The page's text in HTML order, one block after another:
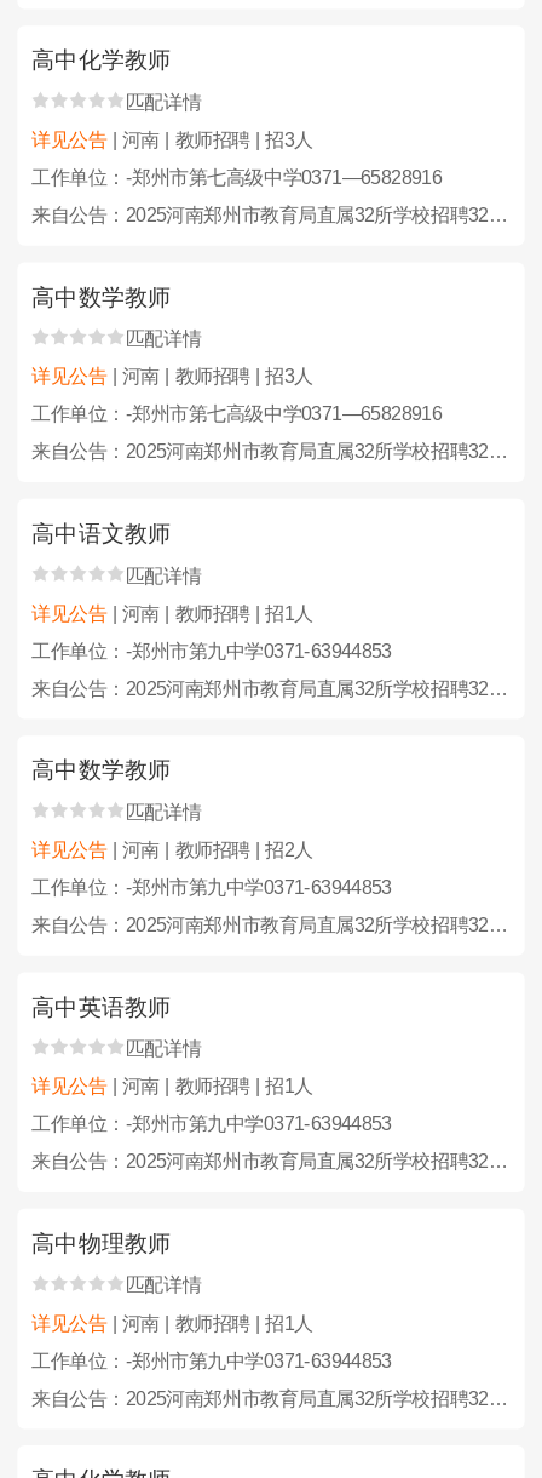
高中化学教师
匹配详情
详见公告
| 河南 | 教师招聘 | 招3人
工作单位：-郑州市第七高级中学0371—65828916
来自公告：2025河南郑州市教育局直属32所学校招聘323人公告
高中数学教师
匹配详情
详见公告 | 河南 | 教师招聘 | 招3人
工作单位：-郑州市第七高级中学0371—65828916
来自公告：2025河南郑州市教育局直属32所学校招聘323人公告
高中语文教师
匹配详情
详见公告 | 河南 | 教师招聘 | 招1人
工作单位：-郑州市第九中学0371-63944853
来自公告：2025河南郑州市教育局直属32所学校招聘323人公告
高中数学教师
匹配详情
详见公告
| 河南 | 教师招聘 | 招2人
工作单位：-郑州市第九中学0371-63944853
来自公告：2025河南郑州市教育局直属32所学校招聘323人公告
高中英语教师
匹配详情
详见公告
| 河南 | 教师招聘 | 招1人
工作单位：-郑州市第九中学0371-63944853
来自公告：2025河南郑州市教育局直属32所学校招聘323人公告
高中物理教师
匹配详情
详见公告 | 河南 | 教师招聘 | 招1人
工作单位：-郑州市第九中学0371-63944853
来自公告：2025河南郑州市教育局直属32所学校招聘323人公告